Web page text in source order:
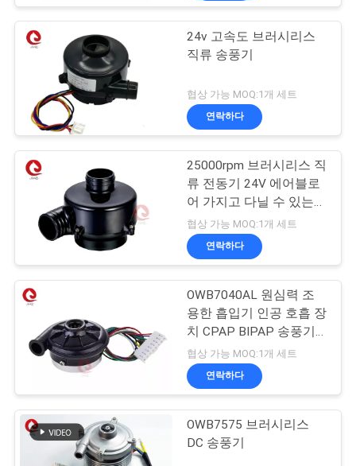
24v 고속도 브러시리스
직류 송풍기
협상 가능 MOQ:1개 세트
연락하다
25000rpm 브러시리스 직
류 전동기 24V 에어블로
어 가지고 다닐 수 있는
폭등 선풍기 카파 송풍기
협상 가능 MOQ:1개 세트
연락하다
OWB7040AL 원심력 조
용한 흡입기 인공 호흡 장
치 CPAP BIPAP 송풍기
12V 24VDC
협상 가능 MOQ:1개 세트
연락하다
OWB7575 브러시리스
DC 송풍기